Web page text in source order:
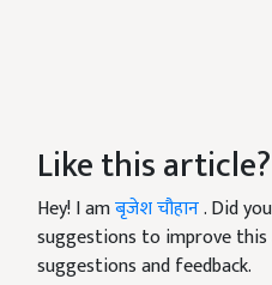
Like this article?
Hey! I amबृजेश चौहान. Did
suggestions to improve this
suggestions and feedback.